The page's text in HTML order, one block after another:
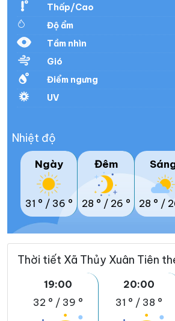
Thấp/Cao
Độ ẩm
Tầm nhìn
Gió
Điểm ngưng
UV
Nhiệt độ
Ngày
31 ° / 36 °
Đêm
28 ° / 26 ° 28 ° /
Thời tiết Xã Thủy Xuân Tiên
19:00
32 ° / 39 °
20:00
31 ° / 38 °